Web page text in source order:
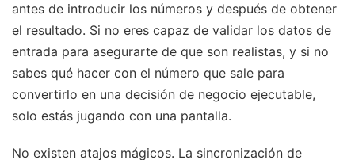
antes de introducir los números y después de obtener
el resultado. Si no eres capaz de validar los datos de
entrada para asegurarte de que son realistas, y si no
sabes qué hacer con el número que sale para
convertirlo en una decisión de negocio ejecutable,
solo estás jugando con una pantalla.
No existen atajos mágicos. La sincronización de